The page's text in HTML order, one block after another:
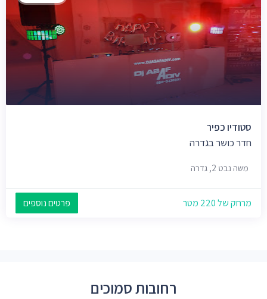
סטודיו כפיר
חדר כושר בגדרה
משה נבט 2, גדרה
מרחק של 220 מטר פרטים נוספים
רחובות סמוכים